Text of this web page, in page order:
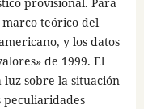
teórico del
y los datos
de 1999. El
sobre la situación
peculiaridades